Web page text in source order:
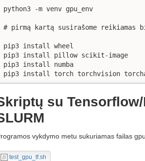
python3 -m venv gpu_env
# pirmą kartą susirašome reikiamas
pip3 install wheel
pip3 install pillow scikit-image
pip3 install numba
pip3 install torch torchvision
su
vykdymo metu sukuriamas failas
test_gpu_tf.sh